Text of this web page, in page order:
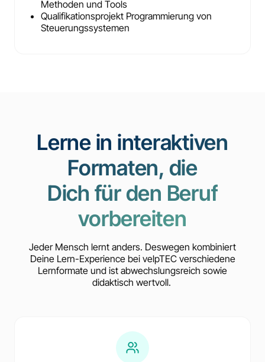
Methoden und Tools
Qualifikationsprojekt Programmierung von
Steuerungssystemen
Lerne in interaktiven
Formaten, die
Dich für den Beruf
vorbereiten
Jeder Mensch lernt anders. Deswegen kombiniert
Deine Lern-Experience bei velpTEC verschiedene
Lernformate und ist abwechslungsreich sowie
didaktisch wertvoll.